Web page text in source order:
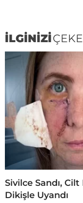
İLGİNİZİ
Sivilce Sandı,
Dikişle Uyandı